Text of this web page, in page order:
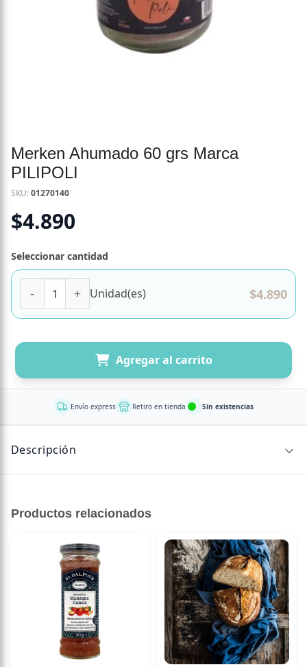
Merken Ahumado 60 grs Marca
PILIPOLI
SKU:01270140
$4.890
Seleccionar cantidad
Unidad(es) $4.890
Agregar al carrito
Envío express Retiro en tienda Sin existencias
Descripción
Ideal para acompañar todo tipo de comidas.
Productos relacionados